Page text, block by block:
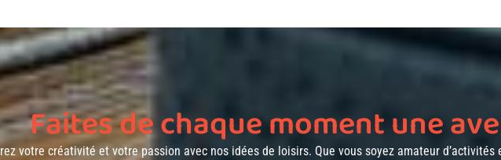
Faites de chaque moment une
votre créativité et votre passion avec nos idées de loisirs. Que vous soyez amateur d’activités